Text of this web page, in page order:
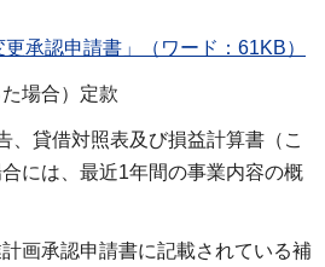
承認申請書」（ワード：61KB）
た場合）定款
、貸借対照表及び損益計算書（こ
には、最近1年間の事業内容の概
計画承認申請書に記載されている補